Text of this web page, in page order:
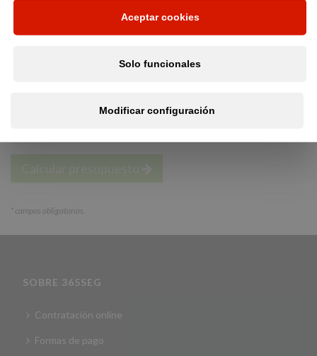
Aceptar cookies
Solo funcionales
Modificar configuración
*Teléfono:
He leído y acepto la política de privacidad
Calcular presupuesto
* campos obligatorios.
SOBRE 365SEG
Contratación online
Formas de pago